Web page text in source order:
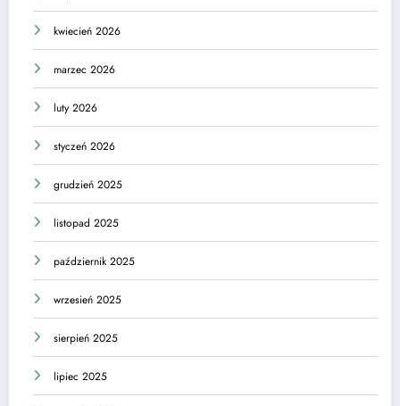
kwiecień 2026
marzec 2026
luty 2026
styczeń 2026
grudzień 2025
listopad 2025
październik 2025
wrzesień 2025
sierpień 2025
lipiec 2025